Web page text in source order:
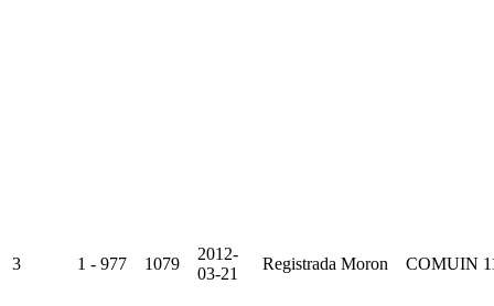
3 1 - 977 1079
2012-
03-21
Registrada Moron COMUIN